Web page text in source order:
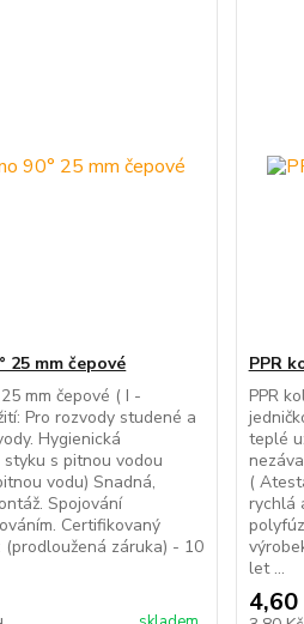
25 mm čepové
mm čepové ( I -
Pro rozvody studené a
Hygienická
s pitnou vodou
vodu) Snadná,
Spojování
Certifikovaný
(prodloužená záruka) - 10
PPR
PPR
teplé
(
rychlá
let ...
4,60